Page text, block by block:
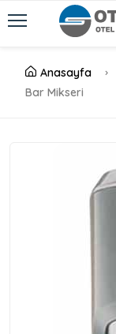
Anasayfa
Bar Mikseri